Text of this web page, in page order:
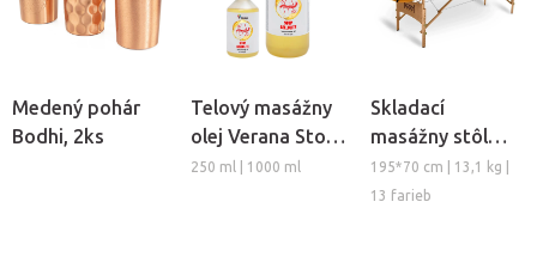
Medený pohár
Bodhi, 2ks
Telový masážny
olej Verana Stop
Celulitíde
250 ml | 1000 ml
Skladací
masážny stôl
TANDEM Basic-2
195*70 cm | 13,1 kg |
13 farieb